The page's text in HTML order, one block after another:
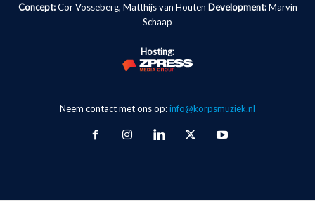
Concept:Cor Vosseberg, Matthijs van Houten Development: Marvin
Schaap
Hosting:
Neem contact met ons op:info@korpsmuziek.nl